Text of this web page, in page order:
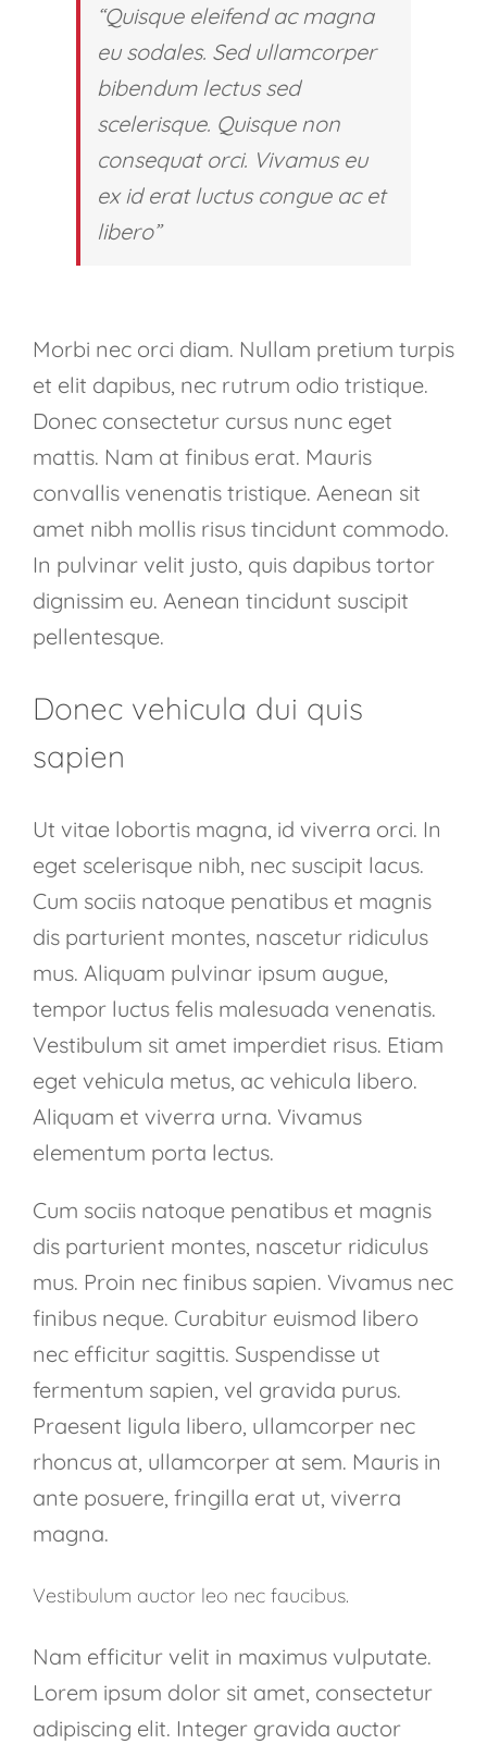
“Quisque eleifend ac magna
eu sodales. Sed ullamcorper
bibendum lectus sed
scelerisque. Quisque non
consequat orci. Vivamus eu
ex id erat luctus congue ac et
libero”
Morbi nec orci diam. Nullam pretium turpis
et elit dapibus, nec rutrum odio tristique.
Donec consectetur cursus nunc eget
mattis. Nam at finibus erat. Mauris
convallis venenatis tristique. Aenean sit
amet nibh mollis risus tincidunt commodo.
In pulvinar velit justo, quis dapibus tortor
dignissim eu. Aenean tincidunt suscipit
pellentesque.
Donec vehicula dui quis
sapien
Ut vitae lobortis magna, id viverra orci. In
eget scelerisque nibh, nec suscipit lacus.
Cum sociis natoque penatibus et magnis
dis parturient montes, nascetur ridiculus
mus. Aliquam pulvinar ipsum augue,
tempor luctus felis malesuada venenatis.
Vestibulum sit amet imperdiet risus. Etiam
eget vehicula metus, ac vehicula libero.
Aliquam et viverra urna. Vivamus
elementum porta lectus.
Cum sociis natoque penatibus et magnis
dis parturient montes, nascetur ridiculus
mus. Proin nec finibus sapien. Vivamus nec
finibus neque. Curabitur euismod libero
nec efficitur sagittis. Suspendisse ut
fermentum sapien, vel gravida purus.
Praesent ligula libero, ullamcorper nec
rhoncus at, ullamcorper at sem. Mauris in
ante posuere, fringilla erat ut, viverra
magna.
Vestibulum auctor leo nec faucibus.
Nam efficitur velit in maximus vulputate.
Lorem ipsum dolor sit amet, consectetur
adipiscing elit. Integer gravida auctor